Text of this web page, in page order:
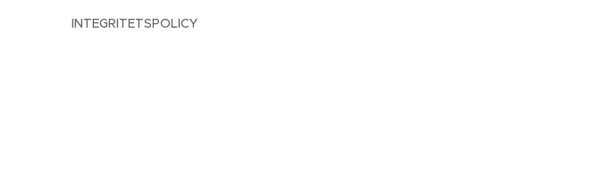
INTEGRITETSPOLICY